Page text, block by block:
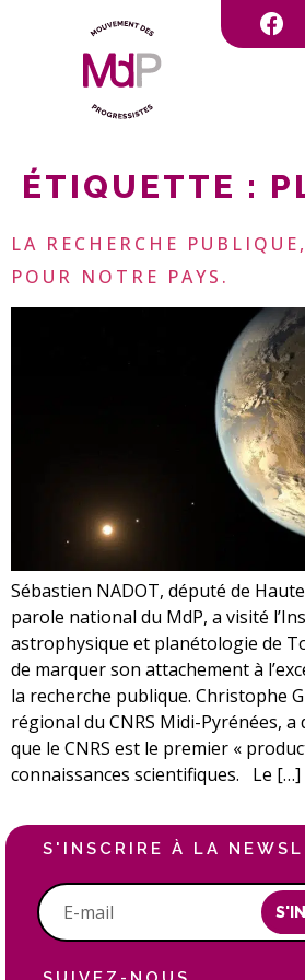
ÉTIQUETTE :
LA RECHERCHE
POUR NOTRE PAYS.
Sébastien NADOT, député de
parole national du MdP, a visité
astrophysique et planétologie de
de marquer son attachement à
la recherche publique. Christophe
régional du CNRS Midi-Pyrénées, a
que le CNRS est le premier «
connaissances scientifiques. Le […]
S'INSCRIRE À LA